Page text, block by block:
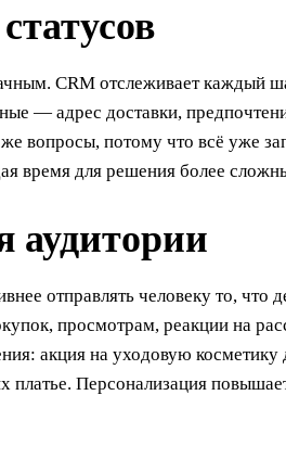
CRM отслеживает каждый
— адрес доставки,
вопросы, потому что всё уже
время для решения более
аудитории
отправлять человеку то, что
просмотрам, реакции на
акция на уходовую косметику
Персонализация